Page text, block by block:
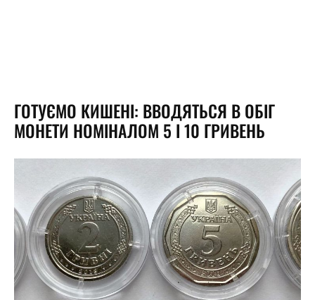
ГОТУЄМО КИШЕНІ: ВВОДЯТЬСЯ В ОБІГ
МОНЕТИ НОМІНАЛОМ 5 І 10 ГРИВЕНЬ